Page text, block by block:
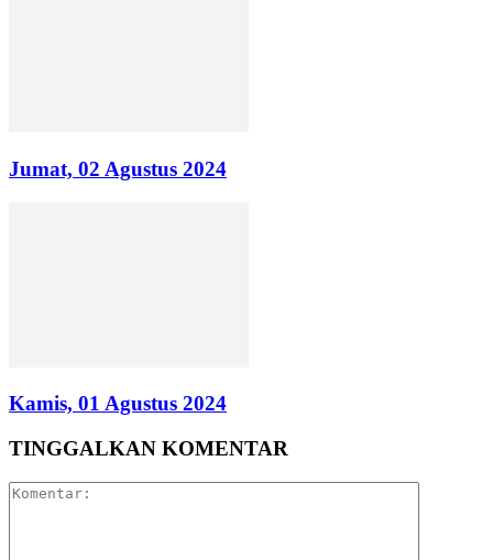
Jumat, 02 Agustus 2024
Kamis, 01 Agustus 2024
TINGGALKAN KOMENTAR